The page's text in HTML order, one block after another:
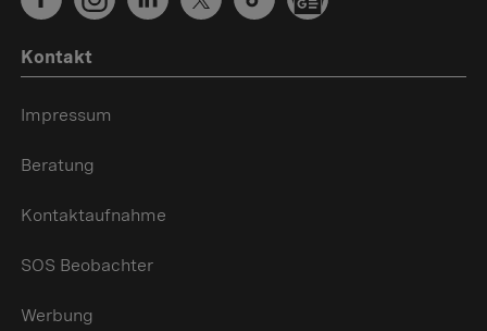
Kontakt
Impressum
Beratung
Kontaktaufnahme
SOS Beobachter
Werbung